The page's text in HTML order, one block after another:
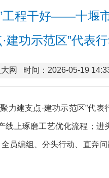
工程干好——十堰
·建功示范区”代表
网 时间：2026-05-19
力建支点·建功示范区”代
线上琢磨工艺优化流程；
编组、分头行动、直奔问